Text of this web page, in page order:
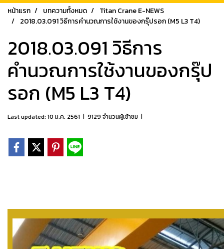
หน้าแรก บทความทั้งหมด
Titan Crane E-NEWS
2018.03.091 วิธีการคำนวณการใช้งานของกรุ๊ปรอก (M5 L3 T4)
2018.03.091 วิธีการ
คำนวณการใช้งานของกรุ๊ป
รอก (M5 L3 T4)
Last updated: 10 ม.ค. 2561 | 9129 จำนวนผู้เข้าชม |